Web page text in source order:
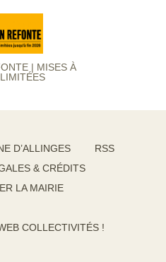
| MISES À
D’ALLINGES
RSS
& CRÉDITS
LA MAIRIE
COLLECTIVITÉS !